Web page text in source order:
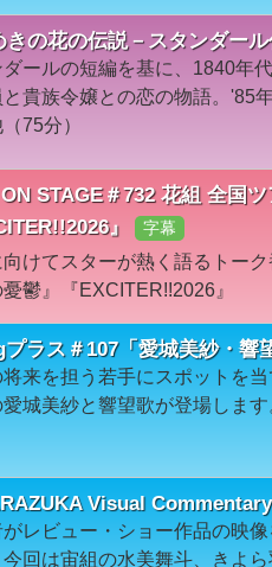
きの花の伝説－スタンダール
ダールの短編を基に、1840年
貴族令嬢との恋の物語。'85
75分）
STAGE＃732 花組 全国
』
字幕
けてスターが熱く語るトー
鬱』『EXCITER!!2026』
ラス＃107「愛城美紗・響
来を担う若手にスポットを
城美紗と響望歌が登場します
Visual Commentary
がレビュー・ショー作品の映
回は宙組の水美舞斗、きよ